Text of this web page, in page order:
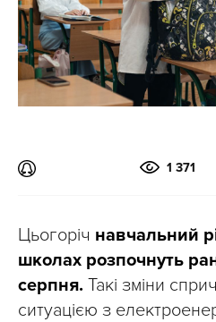
1 371
Цьогоріч навчальний
школах розпочнуть
серпня. Такі зміни
ситуацією з